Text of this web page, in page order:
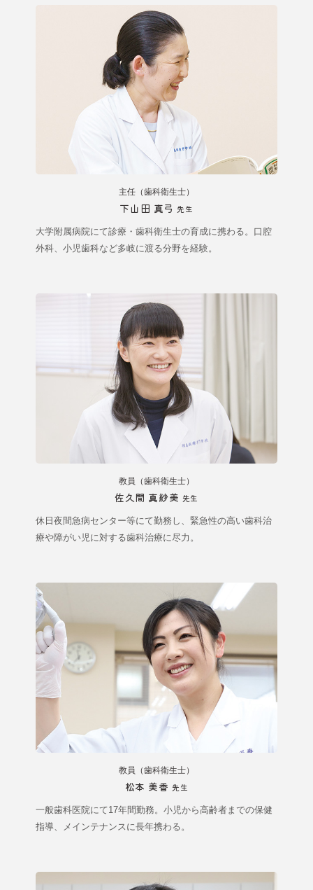
主任（歯科衛生士）
下山田 真弓 先生
大学附属病院にて診療・歯科衛生士の育成に携わる。口腔
外科、小児歯科など多岐に渡る分野を経験。
教員（歯科衛生士）
佐久間 真紗美 先生
休日夜間急病センター等にて勤務し、緊急性の高い歯科治
療や障がい児に対する歯科治療に尽力。
教員（歯科衛生士）
松本 美香 先生
一般歯科医院にて17年間勤務。小児から高齢者までの保健
指導、メインテナンスに長年携わる。